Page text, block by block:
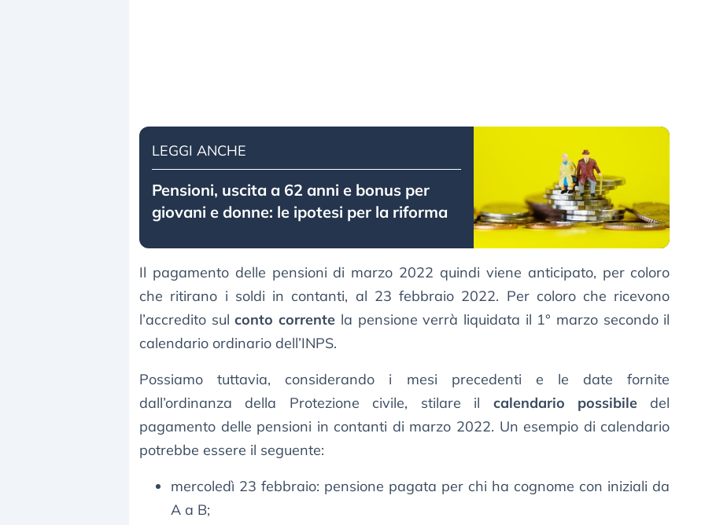
LEGGI ANCHE
Pensioni, uscita a 62 anni e bonus per
giovani e donne: le ipotesi per la riforma
Il pagamento delle pensioni di marzo 2022 quindi viene anticipato, per coloro
che ritirano i soldi in contanti, al 23 febbraio 2022. Per coloro che ricevono
l’accredito sulconto corrente la pensione verrà liquidata il 1° marzo secondo il
calendario ordinario dell’INPS.
Possiamo tuttavia, considerando i mesi precedenti e le date fornite
dall’ordinanza della Protezione civile, stilare il calendario possibiledel
pagamento delle pensioni in contanti di marzo 2022. Un esempio di calendario
potrebbe essere il seguente:
mercoledì 23 febbraio: pensione pagata per chi ha cognome con iniziali da
A a B;